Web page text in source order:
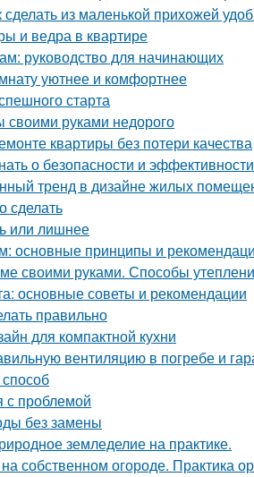
из маленькой прихожей
и ведра в квартире
руководство для начинающих
уютнее и комфортнее
старта
своими руками недорого
квартиры без потери качества
о безопасности и эффективности
тренд в дизайне жилых
сделать
или лишнее
основные принципы и
своими руками. Способы
основные советы и рекомендации
правильно
для компактной кухни
вентиляцию в погребе и
с проблемой
без замены
земледелие на практике.
собственном огороде. Практика